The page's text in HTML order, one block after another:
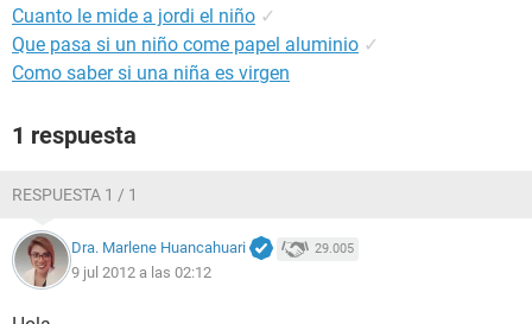
Cuanto le mide a jordi el niño ✓
Que pasa si un niño come papel aluminio ✓
Como saber si una niña es virgen
1 respuesta
RESPUESTA 1 / 1
Dra. Marlene Huancahuari 29.005
9 jul 2012 a las 02:12